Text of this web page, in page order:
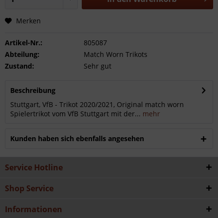
Merken
Artikel-Nr.:
805087
Abteilung:
Match Worn Trikots
Zustand:
Sehr gut
Beschreibung
Stuttgart, VfB - Trikot 2020/2021, Original match worn
Spielertrikot vom VfB Stuttgart mit der... mehr
Kunden haben sich ebenfalls angesehen
Service Hotline
Shop Service
Informationen